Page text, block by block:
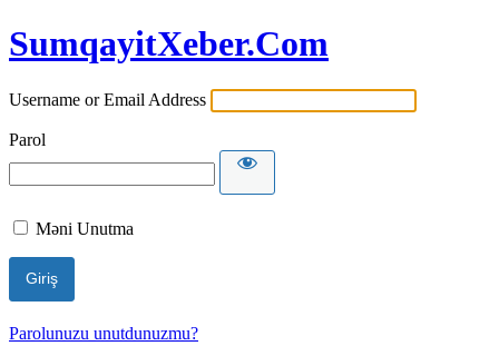
SumqayitXeber.Com
Username or Email Address
Parol
Məni Unutma
Parolunuzu unutdunuzmu?